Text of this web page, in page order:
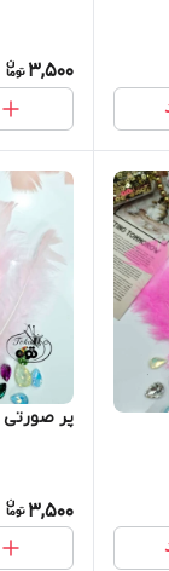
3,500
پر صورتی
3,500